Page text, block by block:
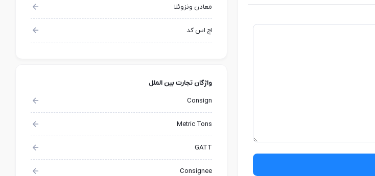
معادن ونزوئلا
اچ اس کد
واژگان تجارت بین الملل
Consign
Metric Tons
GATT
Consignee